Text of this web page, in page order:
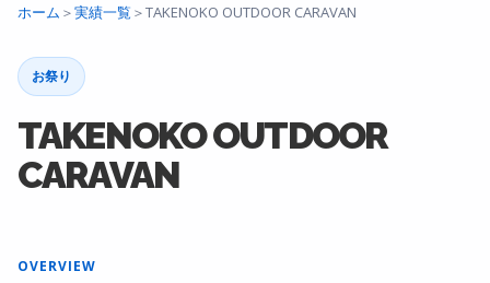
ホーム ＞実績一覧 ＞TAKENOKO OUTDOOR CARAVAN
お祭り
TAKENOKO OUTDOOR
CARAVAN
OVERVIEW